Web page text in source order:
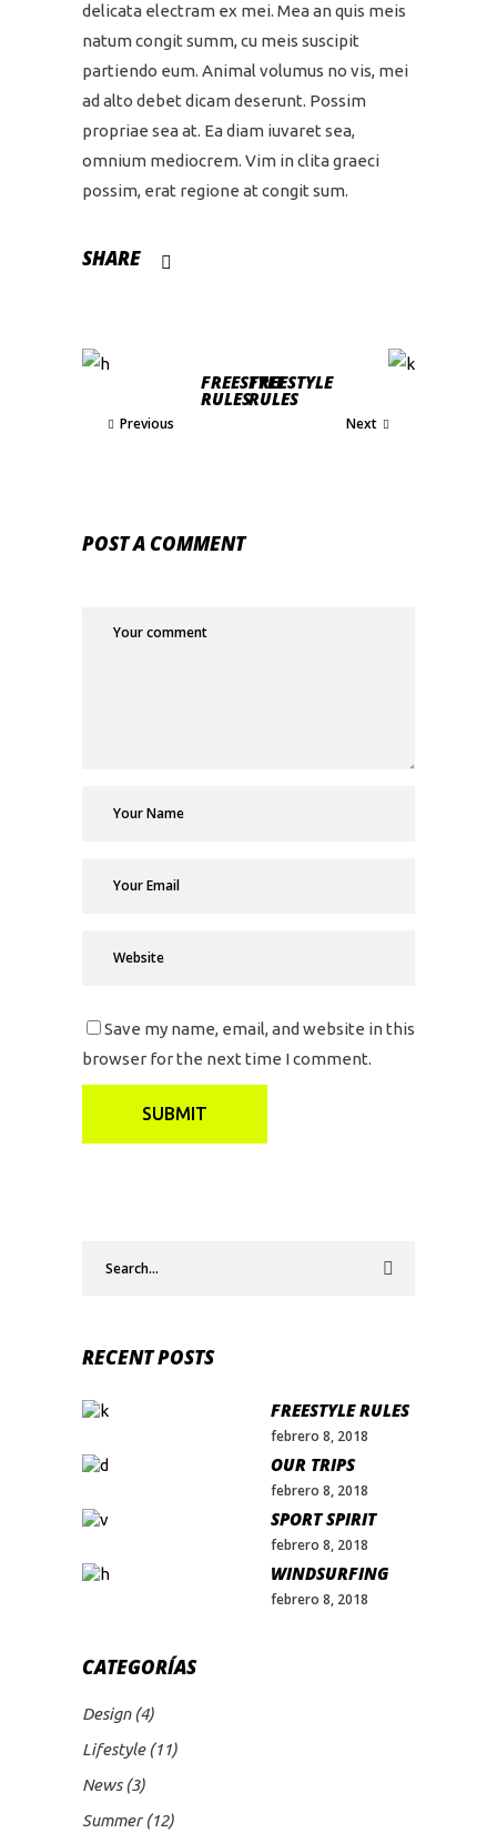
delicata electram ex mei. Mea an quis meis
natum congit summ, cu meis suscipit
partiendo eum. Animal volumus no vis, mei
ad alto debet dicam deserunt. Possim
propriae sea at. Ea diam iuvaret sea,
omnium mediocrem. Vim in clita graeci
possim, erat regione at congit sum.
SHARE
FREESTYLE
RULES
Previous
FREESTYLE
RULES
Next
POST A COMMENT
Save my name, email, and website in this
browser for the next time I comment.
RECENT POSTS
FREESTYLE RULES
febrero 8, 2018
OUR TRIPS
febrero 8, 2018
SPORT SPIRIT
febrero 8, 2018
WINDSURFING
febrero 8, 2018
CATEGORÍAS
Design(4)
Lifestyle(11)
News(3)
Summer(12)